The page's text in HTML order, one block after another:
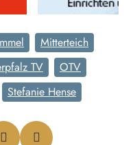
Mitterteich
TV
OTV
Stefanie Hense